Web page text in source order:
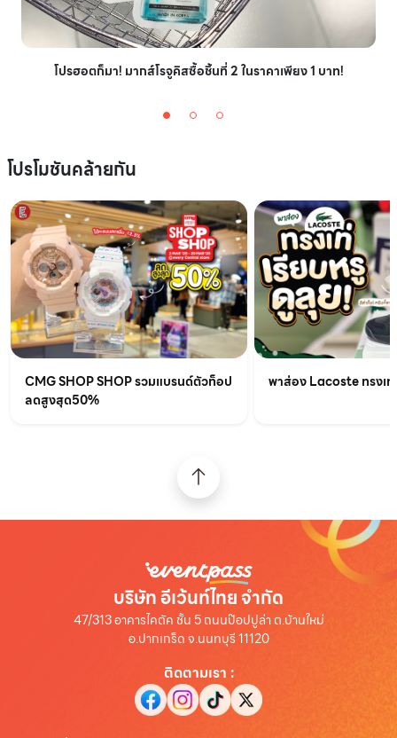
โปรฮอตก็มา! มากส์โรจูคิสซื้อชิ้นที่ 2 ในราคาเพียง 1 บาท!
โปรโมชันคล้ายกัน
CMG SHOP SHOP รวมแบรนด์ตัวท็อป
ลดสูงสุด50%
พาส่อง Lacoste ทรงเ
บริษัท อีเว้นท์ไทย จำกัด
47/313 อาคารไคตัค ชั้น 5 ถนนป๊อปปูล่า ต.บ้านใหม่
อ.ปากเกร็ด จ.นนทบุรี 11120
ติดตามเรา :